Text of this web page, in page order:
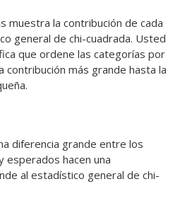
muestra la contribución de cada
general de chi-cuadrada. Usted
que ordene las categorías por
contribución más grande hasta la
diferencia grande entre los
esperados hacen una
al estadístico general de chi-